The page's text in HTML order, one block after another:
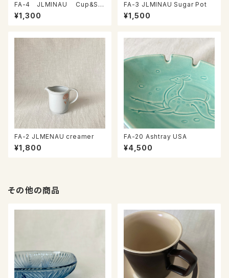
FA-4 JLMINAU Cup&Sa
ucer
¥1,300
FA-3 JLMINAU Sugar Pot
¥1,500
FA-2 JLMENAU creamer
¥1,800
FA-20 Ashtray USA
¥4,500
その他の商品